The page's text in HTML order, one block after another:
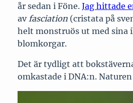
år sedan i Föne. Jag hittade
av fasciation(cristata på
helt monstruös ut med sina
blomkorgar.
Det är tydligt att
omkastade i DNA:n.